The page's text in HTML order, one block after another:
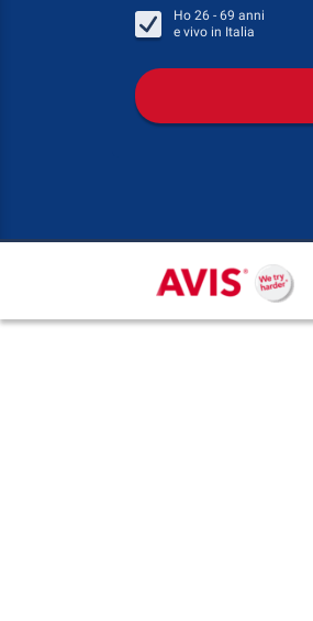
Ho 26 - 69 anni
e vivo in Italia